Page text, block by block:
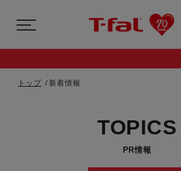
トップ 新着情報
PR情報
TOPICS